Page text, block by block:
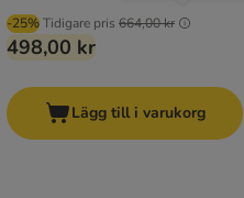
-25%Tidigare pris 664,00 kr
498,00 kr
Lägg till i varukorg